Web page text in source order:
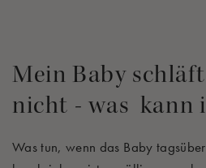
Mein Baby
nicht - was kann
Was tun, wenn das Baby